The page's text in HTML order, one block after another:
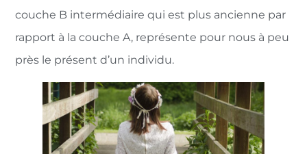
couche B intermédiaire qui est plus ancienne par
rapport à la couche A, représente pour nous à peu
près le présent d’un individu.